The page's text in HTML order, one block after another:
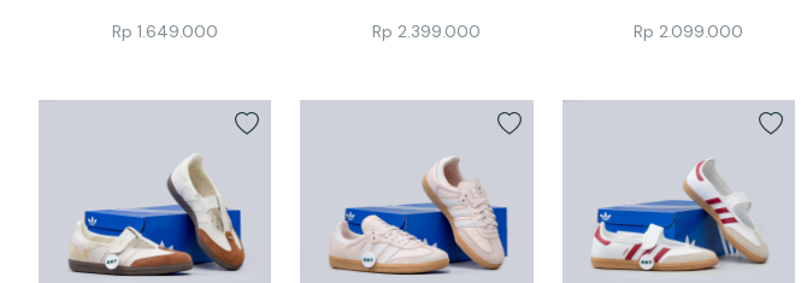
Rp 1.649.000
Rp 2.399.000
Rp 2.099.000